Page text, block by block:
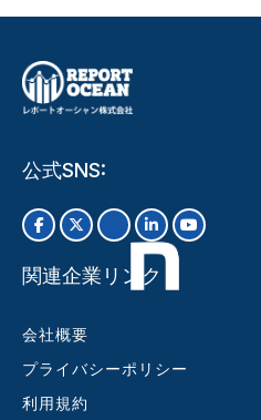
公式SNS:
関連企業リンク
会社概要
プライバシーポリシー
利用規約